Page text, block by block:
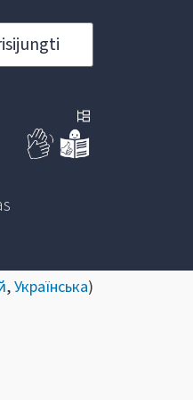
,Українська)